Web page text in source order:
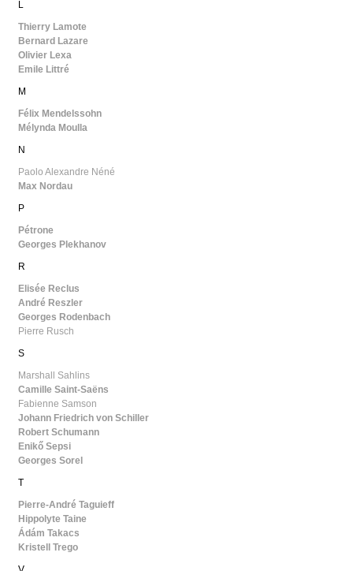
L
Thierry Lamote
Bernard Lazare
Olivier Lexa
Emile Littré
M
Félix Mendelssohn
Mélynda Moulla
N
Paolo Alexandre Néné
Max Nordau
P
Pétrone
Georges Plekhanov
R
Elisée Reclus
André Reszler
Georges Rodenbach
Pierre Rusch
S
Marshall Sahlins
Camille Saint-Saëns
Fabienne Samson
Johann Friedrich von Schiller
Robert Schumann
Enikő Sepsi
Georges Sorel
T
Pierre-André Taguieff
Hippolyte Taine
Ádám Takacs
Kristell Trego